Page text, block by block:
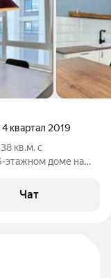
4 квартал 2019
кв.м. с
этажном доме на
Чат